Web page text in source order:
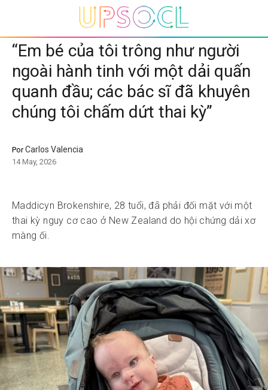
“Em bé của tôi trông như người
ngoài hành tinh với một dải quấn
quanh đầu; các bác sĩ đã khuyên
chúng tôi chấm dứt thai kỳ”
PorCarlos Valencia
14 May, 2026
Maddicyn Brokenshire, 28 tuổi, đã phải đối mặt với một
thai kỳ nguy cơ cao ở New Zealand do hội chứng dải xơ
màng ối.